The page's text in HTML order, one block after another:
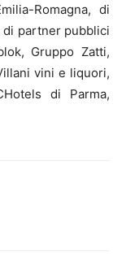
Romagna, di
di partner pubblici
Gruppo Zatti,
vini e liquori,
di Parma,